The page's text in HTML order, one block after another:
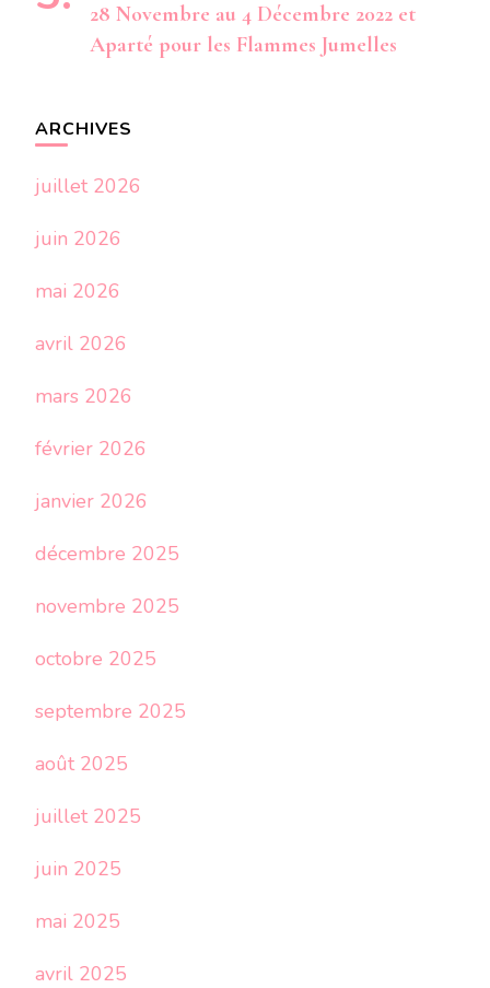
28 Novembre au 4 Décembre 2022 et
Aparté pour les Flammes Jumelles
ARCHIVES
juillet 2026
juin 2026
mai 2026
avril 2026
mars 2026
février 2026
janvier 2026
décembre 2025
novembre 2025
octobre 2025
septembre 2025
août 2025
juillet 2025
juin 2025
mai 2025
avril 2025